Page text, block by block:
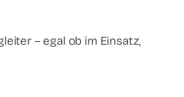
– egal ob im Einsatz,